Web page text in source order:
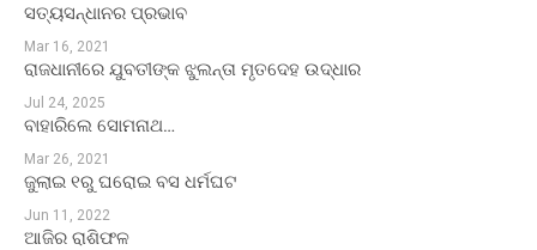
ସତ୍ୟସନ୍ଧାନର ପ୍ରଭାବ
Mar 16, 2021
ରାଜଧାନୀରେ ଯୁବତୀଙ୍କ ଝୁଲନ୍ତା ମୃତଦେହ ଉଦ୍ଧାର
Jul 24, 2025
ବାହାରିଲେ ସୋମନାଥ…
Mar 26, 2021
ଜୁଲାଇ ୧ରୁ ଘରୋଇ ବସ ଧର୍ମଘଟ
Jun 11, 2022
ଆଜିର ରାଶିଫଳ